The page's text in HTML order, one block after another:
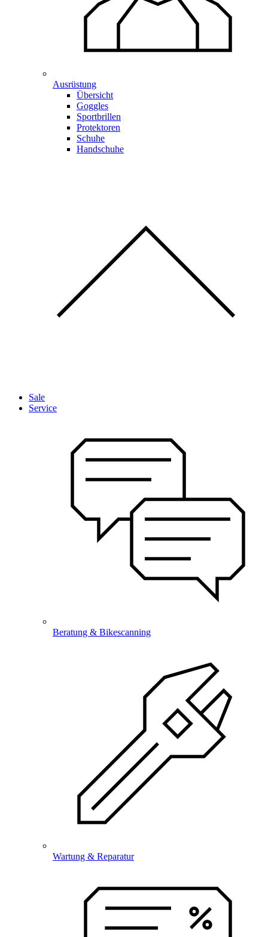
Ausrüstung
Übersicht
Goggles
Sportbrillen
Protektoren
Schuhe
Handschuhe
Sale
Service
Beratung & Bikescanning
Wartung & Reparatur